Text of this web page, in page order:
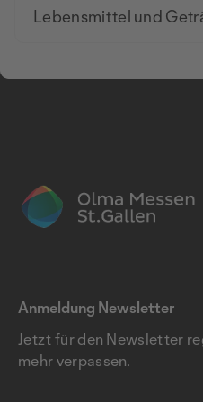
Lebensmittel und
Anmeldung Newsletter
Jetzt für den Newsletter
mehr verpassen.